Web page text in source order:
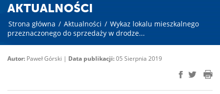
AKTUALNOŚCI
Strona główna / Aktualności / Wykaz lokalu mieszkalnego
przeznaczonego do sprzedaży w drodze...
Autor: Paweł Górski | Data publikacji:05 Sierpnia 2019